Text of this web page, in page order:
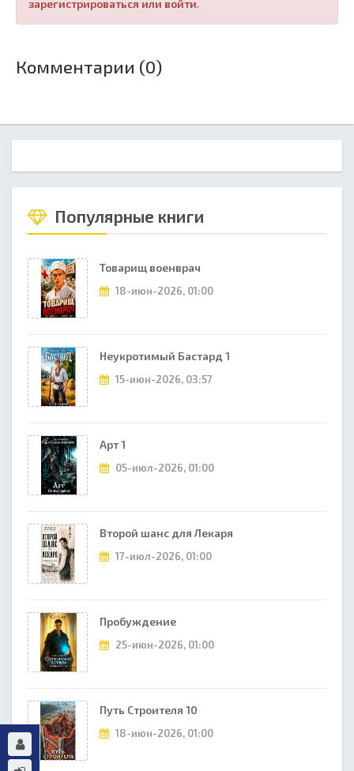
зарегистрироваться или войти.
Комментарии (0)
Популярные книги
Товарищ военврач
18-июн-2026, 01:00
Неукротимый Бастард 1
15-июн-2026, 03:57
Арт 1
05-июл-2026, 01:00
Второй шанс для Лекаря
17-июл-2026, 01:00
Пробуждение
25-июн-2026, 01:00
Путь Строителя 10
18-июн-2026, 01:00